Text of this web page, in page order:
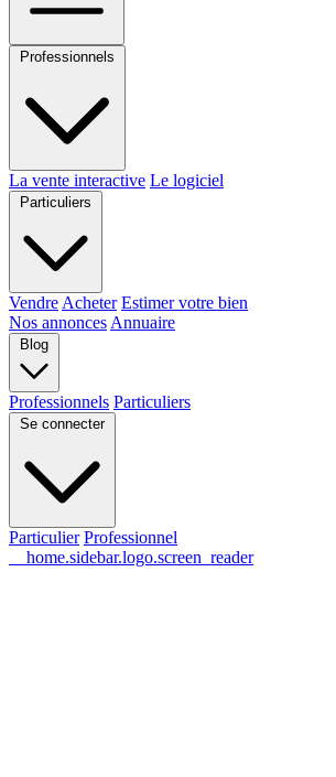
Professionnels
La vente interactive Le logiciel
Particuliers
Vendre Acheter Estimer votre bien
Nos annonces Annuaire
Blog
Professionnels Particuliers
Se connecter
Particulier Professionnel
__home.sidebar.logo.screen_reader